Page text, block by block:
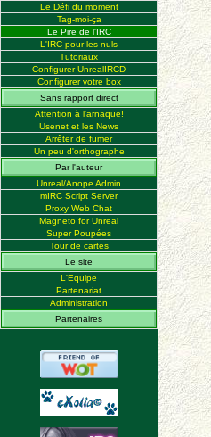
Le Défi du moment
Tag-moi-ça
Le Pire de l'IRC
L'IRC pour les nuls
Tutoriaux
Configurer UnrealIRCD
Configurer votre box
Sans rapport direct
Attention à l'arnaque!
Usenet et les News
Arrêter de fumer
Un peu d'orthographe
Par l'auteur
Unreal/Anope Admin
mIRC Script Server
Proxy Web Chat
Magneto for Unreal
Super Poupées
Tour de cartes
Le site
L'Equipe
Partenariat
Administration
Partenaires